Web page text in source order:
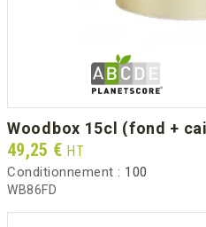
woodbox 15cl (fond +
Prix
49,25 € HT
Conditionnement : 100
WB86FD